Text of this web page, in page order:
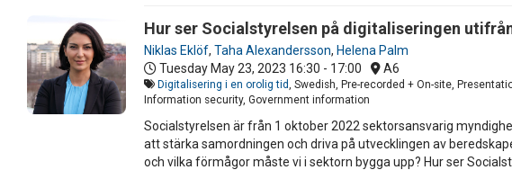
Hur ser Socialstyrelsen på digitaliseringen
Niklas Eklöf, Taha Alexandersson, Helena Palm
Tuesday May 23, 2023 16:30 - 17:00 A6
Digitalisering i en orolig tid, Swedish, Pre-recorded + On-site,
Information security, Government information
Socialstyrelsen är från 1 oktober 2022 sektorsansvarig
att stärka samordningen och driva på utvecklingen av
och vilka förmågor måste vi i sektorn bygga upp? Hur ser